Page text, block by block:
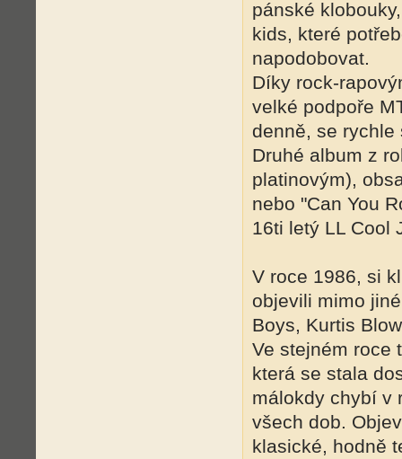
pánské
kids, které
napodobovat.
Díky rock-
velké podpoře
denně, se rychle
Druhé album z
platinovým),
nebo "Can You
16ti letý LL
V roce 1986, si
objevili mimo
Boys, Kurtis
Ve stejném roce
která se stala
málokdy chybí v
všech dob.
klasické, hodně